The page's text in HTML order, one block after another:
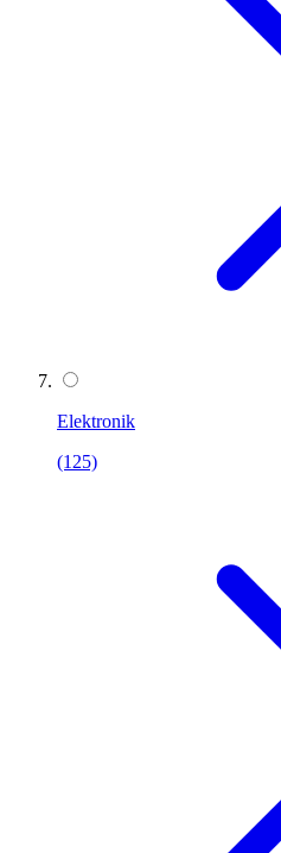
Elektronik
(125)